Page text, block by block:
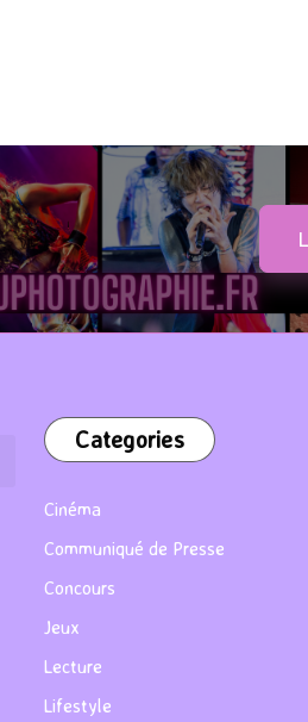
Categories
Cinéma
Communiqué de Presse
Concours
Jeux
Lecture
Lifestyle